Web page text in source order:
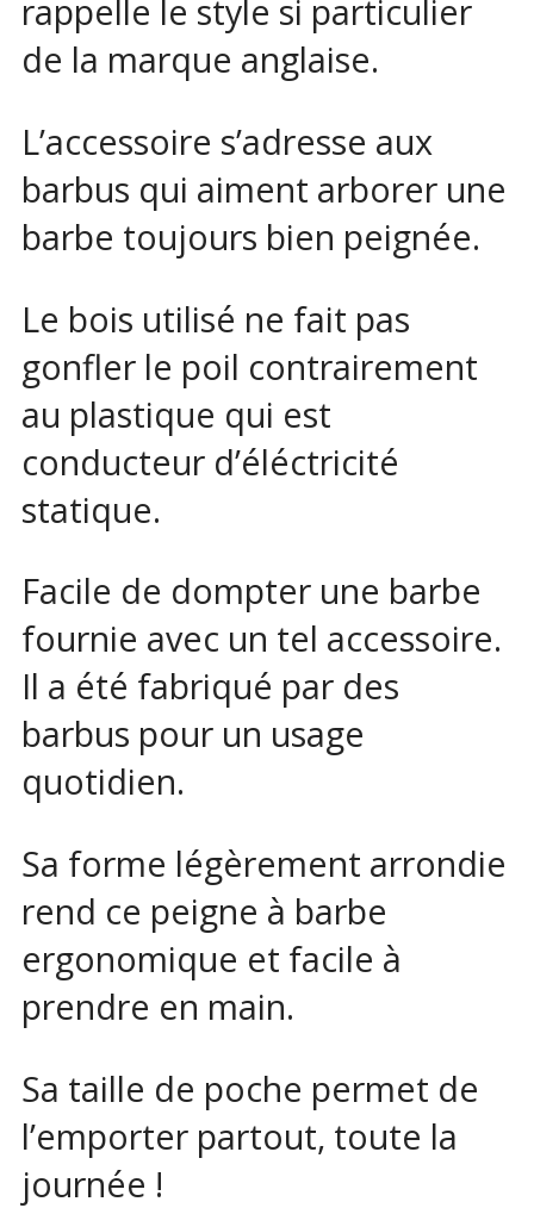
rappelle le style si particulier
de la marque anglaise.
L’accessoire s’adresse aux
barbus qui aiment arborer une
barbe toujours bien peignée.
Le bois utilisé ne fait pas
gonfler le poil contrairement
au plastique qui est
conducteur d’éléctricité
statique.
Facile de dompter une barbe
fournie avec un tel accessoire.
Il a été fabriqué par des
barbus pour un usage
quotidien.
Sa forme légèrement arrondie
rend ce peigne à barbe
ergonomique et facile à
prendre en main.
Sa taille de poche permet de
l’emporter partout, toute la
journée !